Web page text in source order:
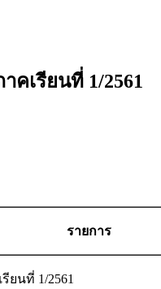
คเรียนที่ 1/2561
รายการ
ยนที่ 1/2561